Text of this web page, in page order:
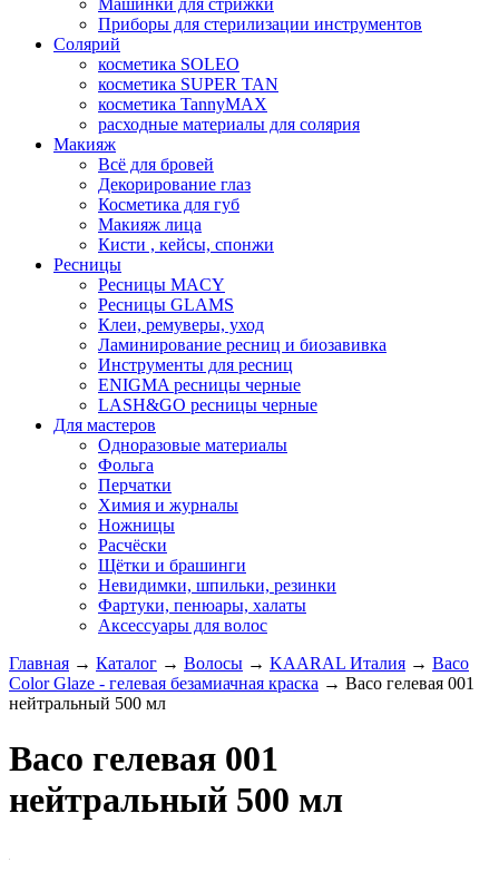
Машинки для стрижки
Приборы для стерилизации инструментов
Солярий
косметика SOLEO
косметика SUPER TAN
косметика TannyMAX
расходные материалы для солярия
Макияж
Всё для бровей
Декорирование глаз
Косметика для губ
Макияж лица
Кисти , кейсы, спонжи
Ресницы
Ресницы MACY
Ресницы GLAMS
Клеи, ремуверы, уход
Ламинирование ресниц и биозавивка
Инструменты для ресниц
ENIGMA ресницы черные
LASH&GO ресницы черные
Для мастеров
Одноразовые материалы
Фольга
Перчатки
Химия и журналы
Ножницы
Расчёски
Щётки и брашинги
Невидимки, шпильки, резинки
Фартуки, пенюары, халаты
Аксессуары для волос
Главная → Каталог → Волосы → KAARAL Италия → Baco
Color Glaze - гелевая безамиачная краска → Baco гелевая 001
нейтральный 500 мл
Baco гелевая 001
нейтральный 500 мл